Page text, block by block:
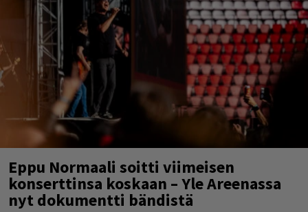
Eppu Normaali soitti viimeisen
konserttinsa koskaan – Yle Areenassa
nyt dokumentti bändistä